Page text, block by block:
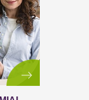
A
tápanyagok,
de ez
működését